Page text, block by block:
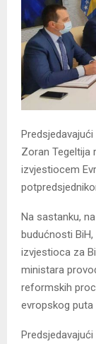
Zoran Tegeltija
izvjestiocem
Na sastanku,
budućnosti
izvjestioca za
ministara
reformskih
evropskog puta